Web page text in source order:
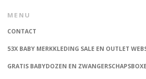
MENU
CONTACT
53X BABY MERKKLEDING SALE EN OUTLET
GRATIS BABYDOZEN EN